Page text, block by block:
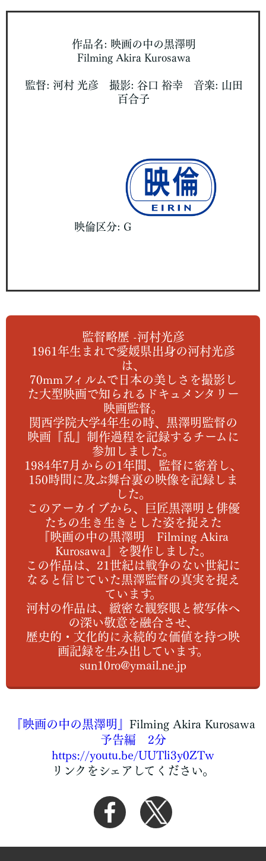
作品名: 映画の中の黒澤明
Filming Akira Kurosawa
監督: 河村 光彦 撮影: 谷口 裕幸 音楽: 山田
百合子
映倫区分: G
監督略歴 -河村光彦
1961年生まれで愛媛県出身の河村光彦
は、
70mmフィルムで日本の美しさを撮影し
た大型映画で知られるドキュメンタリー
映画監督。
関西学院大学4年生の時、黒澤明監督の
映画『乱』制作過程を記録するチームに
参加しました。
1984年7月からの1年間、監督に密着し、
150時間に及ぶ舞台裏の映像を記録しま
した。
このアーカイブから、巨匠黒澤明と俳優
たちの生き生きとした姿を捉えた
『映画の中の黒澤明 Filming Akira
Kurosawa』を製作しました。
この作品は、21世紀は戦争のない世紀に
なると信じていた黒澤監督の真実を捉え
ています。
河村の作品は、緻密な観察眼と被写体へ
の深い敬意を融合させ、
歴史的・文化的に永続的な価値を持つ映
画記録を生み出しています。
sun10ro@ymail.ne.jp
『映画の中の黒澤明』 Filming Akira Kurosawa
予告編 2分
https://youtu.be/UUTli3y0ZTw
リンクをシェアしてください。